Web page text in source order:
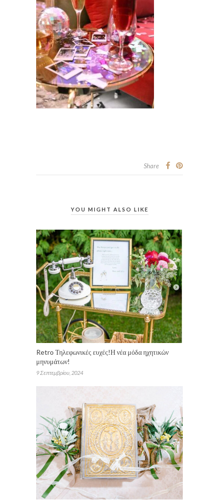
Share
YOU MIGHT ALSO LIKE
Retro Τηλεφωνικές ευχές!Η νέα μόδα ηχητικών
μηνυμάτων!
9 Σεπτεμβρίου, 2024